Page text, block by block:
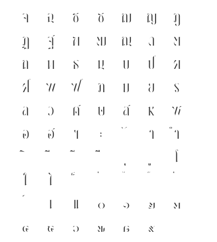
จ
ฉ ช ซ ฌ ญ
ฎ
ฏ
ฐ ฑ ฒ ณ ด
ต
ถ
ท ธ น บ ป
ผ
ฝ พ ฟ ภ ม ย
ร
ล
ว ศ ษ ส ห
ฬ
อ
ฮ ฯ ะ า
ำ
โ
ใ
ไ
เ
แ ๐ ๑ ๒
๓
๔
๕ ๖ ๗ ๘ ๙